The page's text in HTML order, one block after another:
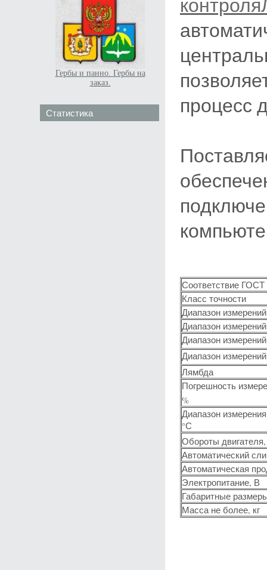
Гербы и панно. Гербы на
заказ.
Статистика
процесс
Соответствие ГОСТ
Класс точности
Диапазон
Диапазон
Диапазон
Диапазон
Лямбда
Погрешность
%
Диапазон
°С
Обороты
Автоматический
Автоматическая
Электропитание, В
Габаритные
Масса не более, кг